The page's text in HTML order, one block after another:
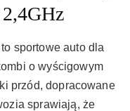
sportowe auto dla
o wyścigowym
przód, dopracowane
sprawiają, że